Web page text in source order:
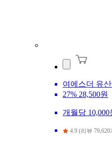
여에스더 유
27% 28,500원
개월당 10,000
4.9 (리뷰 79,620